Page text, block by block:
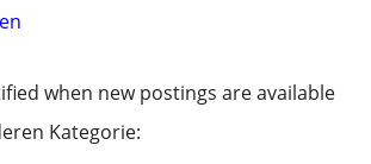
when new postings are available
Kategorie: